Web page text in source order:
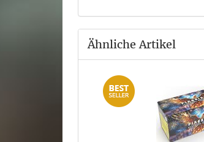
Ähnliche Artikel